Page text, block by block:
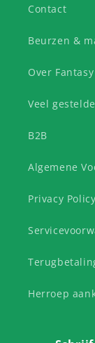
Contact
Beurzen &
Over
Veel
B2B
Algemene
Privacy Policy
Herroep